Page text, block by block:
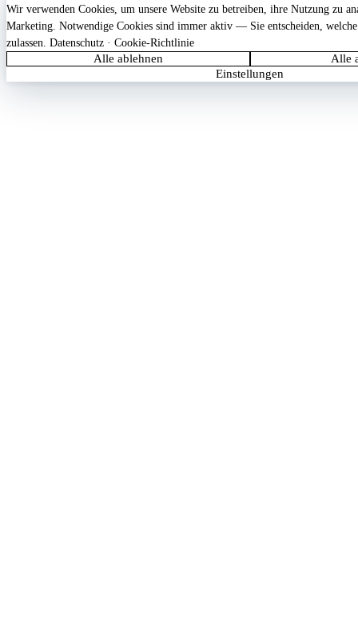
Wir verwenden Cookies, um unsere Website zu betreiben, ihre Nutzung zu
Marketing. Notwendige Cookies sind immer aktiv — Sie entscheiden,
zulassen. Datenschutz · Cookie-Richtlinie
Alle ablehnen
Alle
Einstellungen